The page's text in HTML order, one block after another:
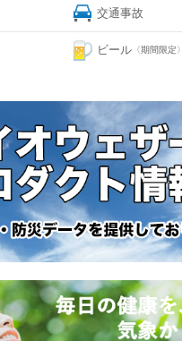
交通事故
ビール 〈期間限定〉